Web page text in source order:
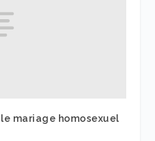
mariage homosexuel